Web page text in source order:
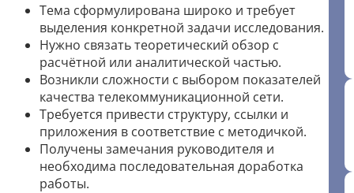
Тема сформулирована широко и требует
выделения конкретной задачи исследования.
Нужно связать теоретический обзор с
расчётной или аналитической частью.
Возникли сложности с выбором показателей
качества телекоммуникационной сети.
Требуется привести структуру, ссылки и
приложения в соответствие с методичкой.
Получены замечания руководителя и
необходима последовательная доработка
работы.